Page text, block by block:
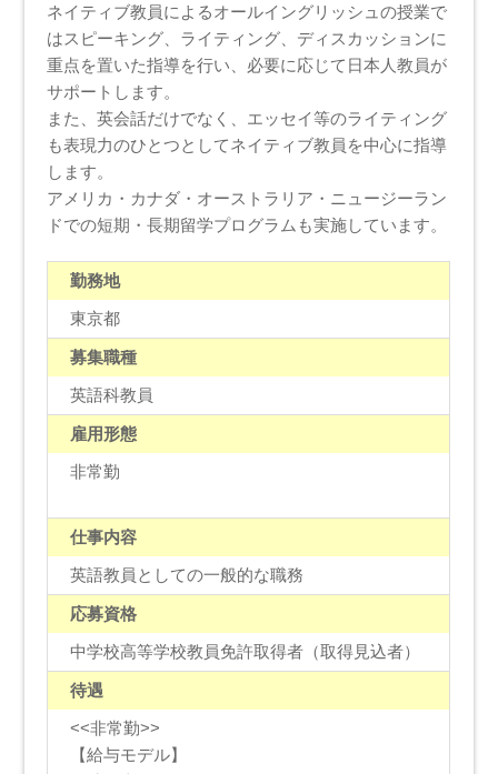
ネイティブ教員によるオールイングリッシュの授業で
はスピーキング、ライティング、ディスカッションに
重点を置いた指導を行い、必要に応じて日本人教員が
サポートします。
また、英会話だけでなく、エッセイ等のライティング
も表現力のひとつとしてネイティブ教員を中心に指導
します。
アメリカ・カナダ・オーストラリア・ニュージーラン
ドでの短期・長期留学プログラムも実施しています。
勤務地
東京都
募集職種
英語科教員
雇用形態
非常勤
仕事内容
英語教員としての一般的な職務
応募資格
中学校高等学校教員免許取得者（取得見込者）
待遇
<<非常勤>>
【給与モデル】